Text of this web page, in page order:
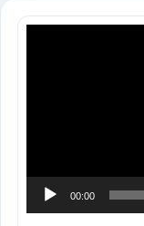
00:00